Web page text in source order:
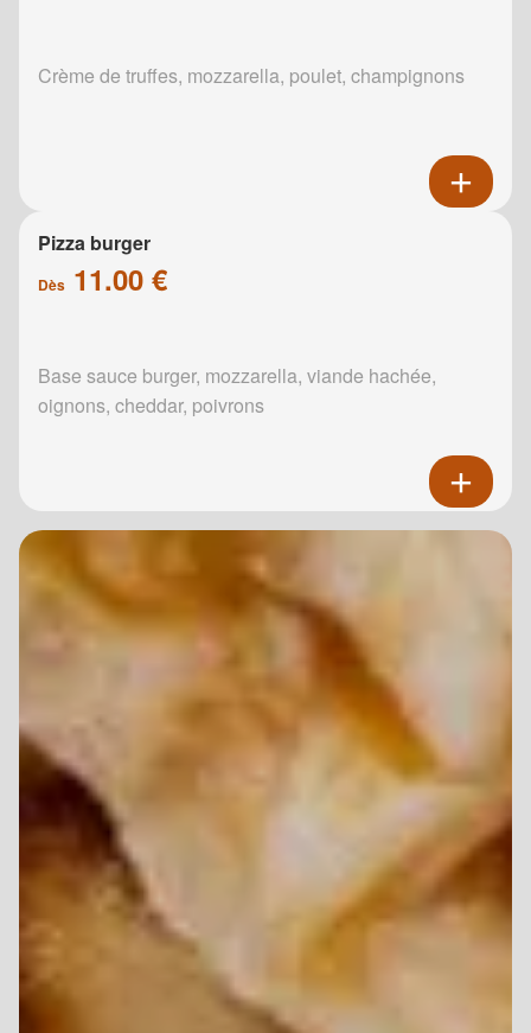
Crème de truffes, mozzarella, poulet, champignons
Pizza burger
Dès 11.00 €
Base sauce burger, mozzarella, viande hachée,
oignons, cheddar, poivrons